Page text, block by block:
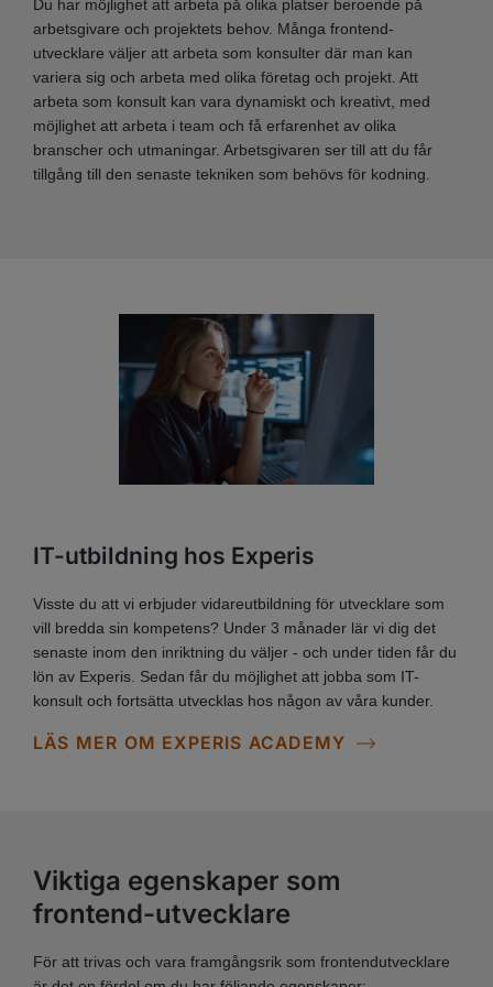
Du har möjlighet att arbeta på olika platser beroende på
arbetsgivare och projektets behov. Många frontend-
utvecklare väljer att arbeta som konsulter där man kan
variera sig och arbeta med olika företag och projekt. Att
arbeta som konsult kan vara dynamiskt och kreativt, med
möjlighet att arbeta i team och få erfarenhet av olika
branscher och utmaningar. Arbetsgivaren ser till att du får
tillgång till den senaste tekniken som behövs för kodning.
IT-utbildning hos Experis
Visste du att vi erbjuder vidareutbildning för utvecklare som
vill bredda sin kompetens? Under 3 månader lär vi dig det
senaste inom den inriktning du väljer - och under tiden får du
lön av Experis. Sedan får du möjlighet att jobba som IT-
konsult och fortsätta utvecklas hos någon av våra kunder.
LÄS MER OM EXPERIS ACADEMY
Viktiga egenskaper som
frontend-utvecklare
För att trivas och vara framgångsrik som frontendutvecklare